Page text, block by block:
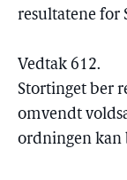
resultatene for
Vedtak 612.
Stortinget ber
omvendt
ordningen kan